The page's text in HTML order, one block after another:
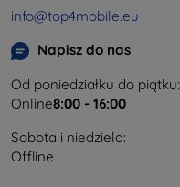
info@top4mobile.eu
Napisz do nas
Od poniedziałku do piątku:
Online8:00 - 16:00
Sobota i niedziela:
Offline